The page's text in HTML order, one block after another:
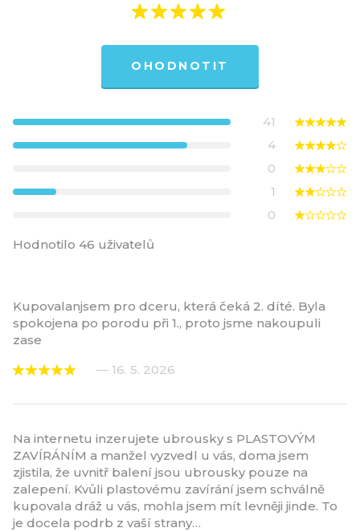
OHODNOTIT
41
4
0
1
0
Hodnotilo 46 uživatelů
Kupovalanjsem pro dceru, která čeká 2. díté. Byla
spokojena po porodu při 1., proto jsme nakoupuli
zase
— 16. 5. 2026
Na internetu inzerujete ubrousky s PLASTOVÝM
ZAVÍRÁNÍM a manžel vyzvedl u vás, doma jsem
zjistila, že uvnitř balení jsou ubrousky pouze na
zalepení. Kvůli plastovému zavírání jsem schválně
kupovala dráž u vás, mohla jsem mít levněji jinde. To
je docela podrb z vaší strany…